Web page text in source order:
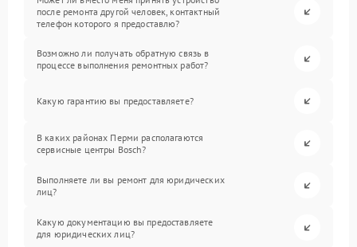
после ремонта другой человек, контактный
телефон которого я предоставлю?
Возможно ли получать обратную связь в
процессе выполнения ремонтных работ?
Какую гарантию вы предоставляете?
В каких районах Перми располагаются
сервисные центры Bosch?
Выполняете ли вы ремонт для юридических
лиц?
Какую документацию вы предоставляете
для юридических лиц?